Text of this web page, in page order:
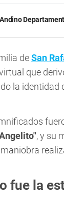
deSan
que
la identidad
, y su
fue la